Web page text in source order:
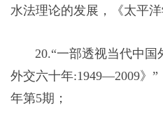
水法理论的发展，《太平洋
20.“一部透视当代中
外交六十年:1949—2009》”
年第5期；